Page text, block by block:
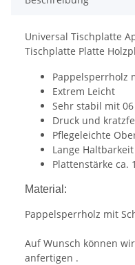
Universal Tischplatte
Tischplatte Platte
Pappelsperrholz
Extrem Leicht
Sehr stabil mit
Druck und
Pflegeleichte
Lange Haltbarkeit
Plattenstärke ca.
Material:
Pappelsperrholz mit
Auf Wunsch können
anfertigen .